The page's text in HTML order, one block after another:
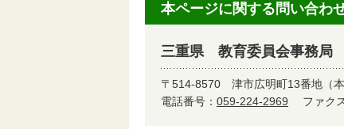
本ページに関する問い合わ
三重県 教育委員会事務
〒514-8570 津市広明町13番地（本
電話番号： 059-224-2969 ファク